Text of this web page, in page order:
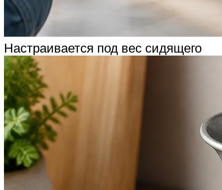
Настраивается под вес сидящего